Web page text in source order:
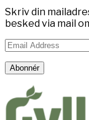
Skriv din
besked via mail
Email
Address
Abonnér